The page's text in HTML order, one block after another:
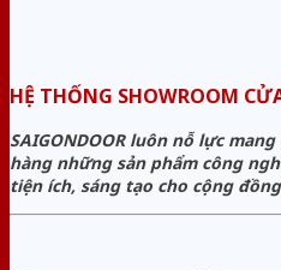
HỆ THỐNG SHOWROOM
SAIGONDOOR luôn nỗ lực
hàng những sản phẩm công
tiện ích, sáng tạo cho cộng